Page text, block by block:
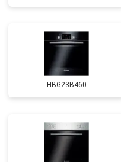
HBG23B460